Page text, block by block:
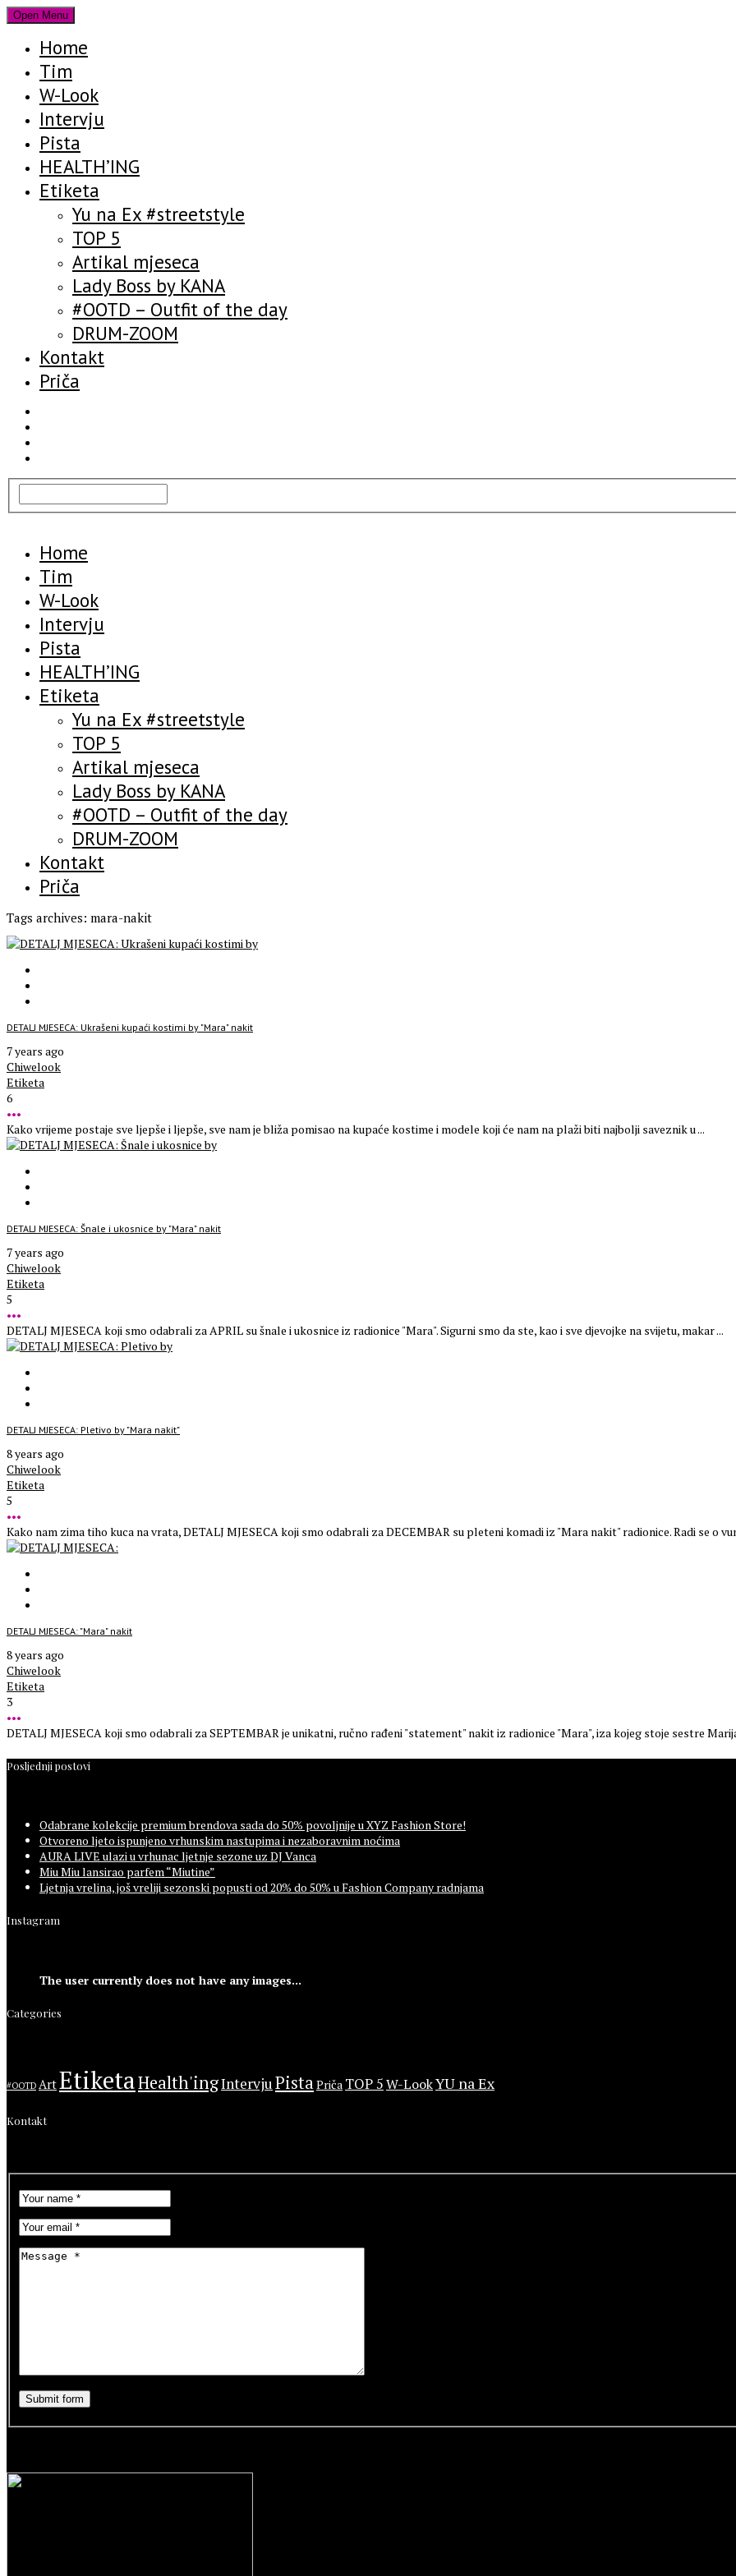
Open Menu
Home
Tim
W-Look
Intervju
Pista
HEALTH’ING
Etiketa
Yu na Ex #streetstyle
TOP 5
Artikal mjeseca
Lady Boss by KANA
#OOTD – Outfit of the day
DRUM-ZOOM
Kontakt
Priča
Home
Tim
W-Look
Intervju
Pista
HEALTH’ING
Etiketa
Yu na Ex #streetstyle
TOP 5
Artikal mjeseca
Lady Boss by KANA
#OOTD – Outfit of the day
DRUM-ZOOM
Kontakt
Priča
Tags archives: mara-nakit
DETALJ MJESECA: Ukrašeni kupaći kostimi by "Mara" nakit
7 years ago
Chiwelook
Etiketa
6
•••
Kako vrijeme postaje sve ljepše i ljepše, sve nam je bliža pomisao na kupaće kostime i modele koji će nam na plaži biti najbolji saveznik u ...
DETALJ MJESECA: Šnale i ukosnice by "Mara" nakit
7 years ago
Chiwelook
Etiketa
5
•••
DETALJ MJESECA koji smo odabrali za APRIL su šnale i ukosnice iz radionice "Mara". Sigurni smo da ste, kao i sve djevojke na svijetu, makar ...
DETALJ MJESECA: Pletivo by "Mara nakit"
8 years ago
Chiwelook
Etiketa
5
•••
Kako nam zima tiho kuca na vrata, DETALJ MJESECA koji smo odabrali za DECEMBAR su pleteni komadi iz "Mara nakit" radionice. Radi se o
DETALJ MJESECA: "Mara" nakit
8 years ago
Chiwelook
Etiketa
3
•••
DETALJ MJESECA koji smo odabrali za SEPTEMBAR je unikatni, ručno rađeni "statement" nakit iz radionice "Mara", iza kojeg stoje sestre
Posljednji postovi
Odabrane kolekcije premium brendova sada do 50% povoljnije u XYZ Fashion Store!
Otvoreno ljeto ispunjeno vrhunskim nastupima i nezaboravnim noćima
AURA LIVE ulazi u vrhunac ljetnje sezone uz DJ Vanca
Miu Miu lansirao parfem “Miutine”
Ljetnja vrelina, još vreliji sezonski popusti od 20% do 50% u Fashion Company radnjama
Instagram
The user currently does not have any images...
Categories
#OOTD ArtEtiketaHealth'ingIntervjuPistaPriča TOP 5W-LookYU na Ex
Kontakt